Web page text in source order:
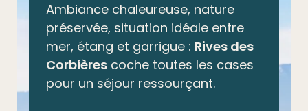
Ambiance chaleureuse, nature
préservée, situation idéale entre
mer, étang et garrigue : Rives des
Corbièrescoche toutes les cases
pour un séjour ressourçant.